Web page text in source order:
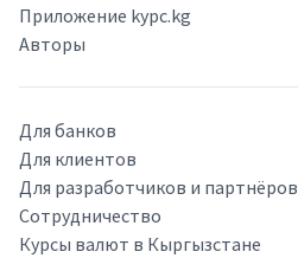
Приложение kypc.kg
Авторы
Для банков
Для клиентов
Для разработчиков и партнёров
Сотрудничество
Курсы валют в Кыргызстане